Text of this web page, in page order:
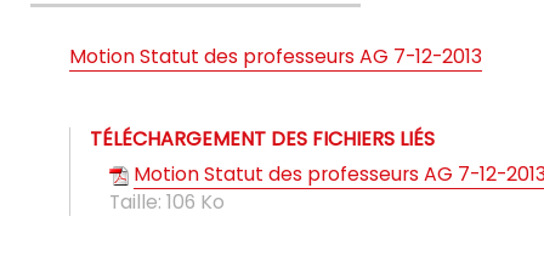
le
Motion Statut des professeurs AG 7-12-2013
TÉLÉCHARGEMENT DES FICHIERS LIÉS
Motion Statut des professeurs AG 7-12-
Taille: 106 Ko